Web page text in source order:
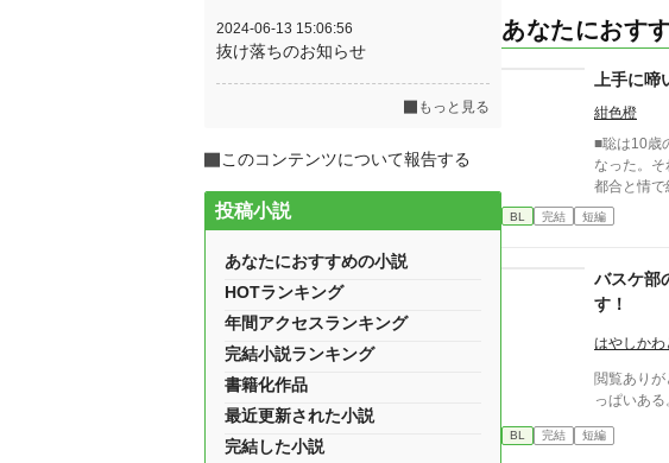
あなたにおす
上手に啼
紺色橙
■聡は10歳
なった。
都合と情
いた。 ■注
本能か』と
BL 完結 短編
バスケ部
す！
はやしかわ
閲覧あり
っぱいある
BL 完結 短編
2024-06-13 15:06:56
抜け落ちのお知らせ
もっと見る
このコンテンツについて報告する
投稿小説
あなたにおすすめの小説
HOTランキング
年間アクセスランキング
完結小説ランキング
書籍化作品
最近更新された小説
完結した小説